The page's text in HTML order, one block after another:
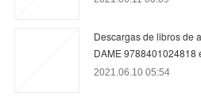
Descargas de libros de
DAME 9788401024818
2021.06.10 05:54